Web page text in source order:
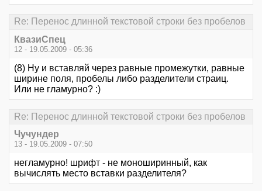
Re: Перенос длинной текстовой строки без пробелов
КвазиСпец
12 - 19.05.2009 - 05:36
(8) Ну и вставляй через равные промежутки, равные
ширине поля, пробелы либо разделители страиц.
Или не гламурно? :)
Re: Перенос длинной текстовой строки без пробелов
Чучундер
13 - 19.05.2009 - 07:50
негламурно! шрифт - не моноширинный, как
вычислять место вставки разделителя?